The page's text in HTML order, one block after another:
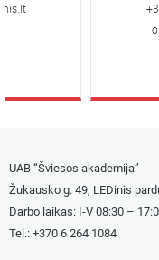
UAB “Šviesos akademija”
Žukausko g. 49, LEDinis
Darbo laikas: I-V 08:30 –
Tel.: +370 6 264 1084